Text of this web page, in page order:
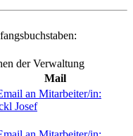
der Verwaltung
Mail